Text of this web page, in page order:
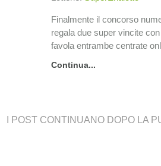
Finalmente il concorso
regala due super vincite
favola entrambe centrate
Continua...
I POST CONTINUANO DOPO LA